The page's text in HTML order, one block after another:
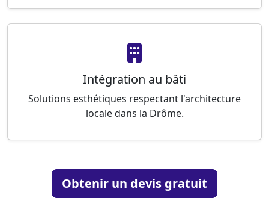
Intégration au bâti
Solutions esthétiques respectant l'architecture
locale dans la Drôme.
Obtenir un devis gratuit